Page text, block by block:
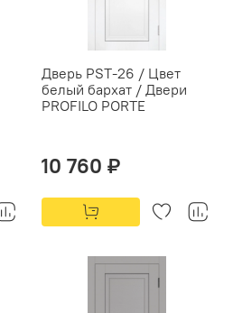
Дверь PST-26 / Цвет
белый бархат / Двери
PROFILO PORTE
10 760 ₽